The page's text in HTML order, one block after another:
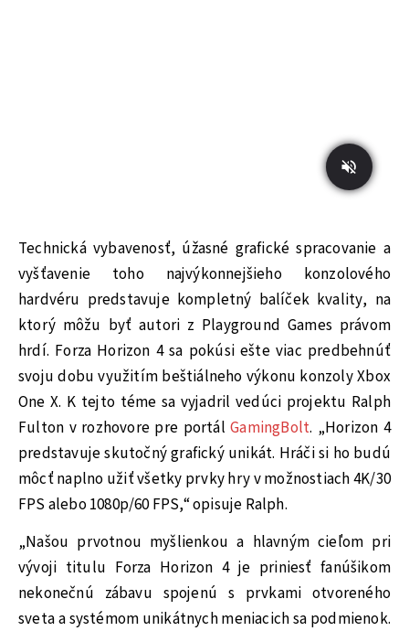
Technická vybavenosť, úžasné grafické spracovanie a
vyšťavenie toho najvýkonnejšieho konzolového
hardvéru predstavuje kompletný balíček kvality, na
ktorý môžu byť autori z Playground Games právom
hrdí. Forza Horizon 4 sa pokúsi ešte viac predbehnúť
svoju dobu využitím beštiálneho výkonu konzoly Xbox
One X. K tejto téme sa vyjadril vedúci projektu Ralph
Fulton v rozhovore pre portálGamingBolt. „Horizon 4
predstavuje skutočný grafický unikát. Hráči si ho budú
môcť naplno užiť všetky prvky hry v možnostiach 4K/30
FPS alebo 1080p/60 FPS,“ opisuje Ralph.
„Našou prvotnou myšlienkou a hlavným cieľom pri
vývoji titulu Forza Horizon 4 je priniesť fanúšikom
nekonečnú zábavu spojenú s prvkami otvoreného
sveta a systémom unikátnych meniacich sa podmienok.